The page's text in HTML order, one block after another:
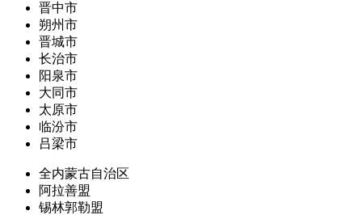
晋中市
朔州市
晋城市
长治市
阳泉市
大同市
太原市
临汾市
吕梁市
全内蒙古自治区
阿拉善盟
锡林郭勒盟